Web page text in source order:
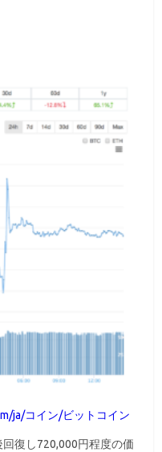
ja/コイン/ビットコイン
復し720,000円程度の価